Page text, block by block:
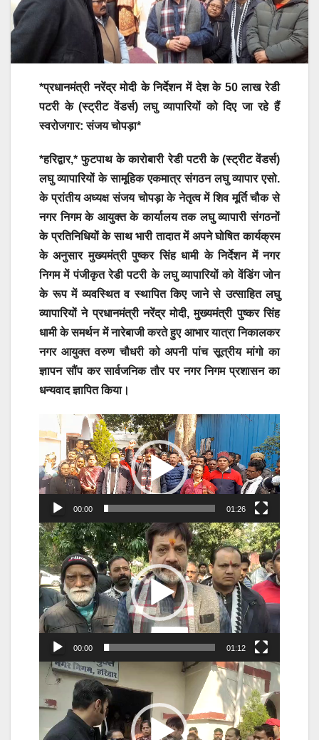
*प्रधानमंत्री नरेंद्र मोदी के निर्देशन में देश के 50 लाख रेडी
पटरी के (स्ट्रीट वेंडर्स) लघु व्यापारियों को दिए जा रहे हैं
स्वरोजगार: संजय चोपड़ा*
*हरिद्वार,* फुटपाथ के कारोबारी रेडी पटरी के (स्ट्रीट वेंडर्स)
लघु व्यापारियों के सामूहिक एकमात्र संगठन लघु व्यापार एसो.
के प्रांतीय अध्यक्ष संजय चोपड़ा के नेतृत्व में शिव मूर्ति चौक से
नगर निगम के आयुक्त के कार्यालय तक लघु व्यापारी संगठनों
के प्रतिनिधियों के साथ भारी तादात में अपने घोषित कार्यक्रम
के अनुसार मुख्यमंत्री पुष्कर सिंह धामी के निर्देशन में नगर
निगम में पंजीकृत रेडी पटरी के लघु व्यापारियों को वेंडिंग जोन
के रूप में व्यवस्थित व स्थापित किए जाने से उत्साहित लघु
व्यापारियों ने प्रधानमंत्री नरेंद्र मोदी, मुख्यमंत्री पुष्कर सिंह
धामी के समर्थन में नारेबाजी करते हुए आभार यात्रा निकालकर
नगर आयुक्त वरुण चौधरी को अपनी पांच सूत्रीय मांगो का
ज्ञापन सौंप कर सार्वजनिक तौर पर नगर निगम प्रशासन का
धन्यवाद ज्ञापित किया।
Video
Player
00:00 01:26
Video
Player
00:00 01:12
Video